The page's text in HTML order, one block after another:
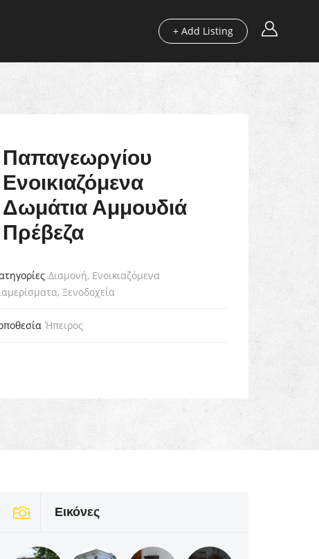
+ Add Listing
Παπαγεωργίου
Ενοικιαζόμενα
Δωμάτια Αμμουδιά
Πρέβεζα
Διαμονή, Ενοικιαζόμενα
, Ξενοδοχεία
Ήπειρος
Εικόνες